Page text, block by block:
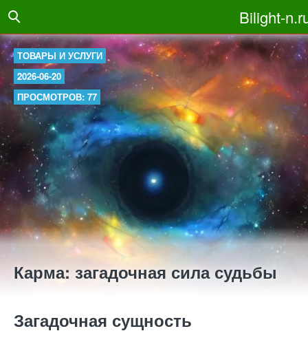
Bilight-
ТОВАРЫ И УСЛУГИ
2026-06-20
ПРОСМОТРОВ: 77
Карма: загадочная сила судьбы
Загадочная сущность